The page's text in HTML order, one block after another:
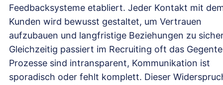
Feedbacksysteme etabliert. Jeder Kontakt mit
Kunden wird bewusst gestaltet, um Vertrauen
aufzubauen und langfristige Beziehungen zu
Gleichzeitig passiert im Recruiting oft das
Prozesse sind intransparent, Kommunikation ist
sporadisch oder fehlt komplett. Dieser